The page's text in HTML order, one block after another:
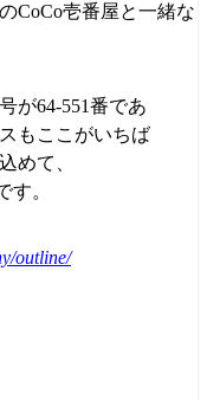
CoCo壱番屋と一緒な
が64-551番であ
もここがいちば
めて、
す。
outline/